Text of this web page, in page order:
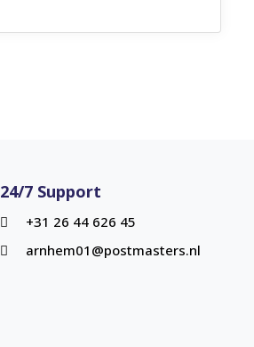
24/7 Support
+31 26 44 626 45
arnhem01@postmasters.nl